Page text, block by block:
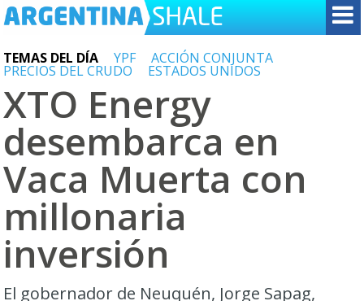
TEMAS DEL DÍA YPF ACCIÓN CONJUNTA
PRECIOS DEL CRUDO ESTADOS UNIDOS
XTO Energy
desembarca en
Vaca Muerta con
millonaria
inversión
El gobernador de Neuquén, Jorge Sapag,